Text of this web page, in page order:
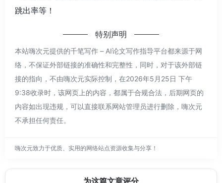
跳出率等！
特别声明
本站嗨次元提供的千笔写作 – AI论文写作指导平台都来源于网
络，不保证外部链接的准确性和完整性，同时，对于该外部链
接的指向，不由嗨次元实际控制，在2026年5月25日 下午
9:38收录时，该网页上的内容，都属于合规合法，后期网页的
内容如出现违规，可以直接联系网站管理员进行删除，嗨次元
不承担任何责任。
嗨次元致力于优质、实用的网络站点资源收集与分享！
为这篇文章评分